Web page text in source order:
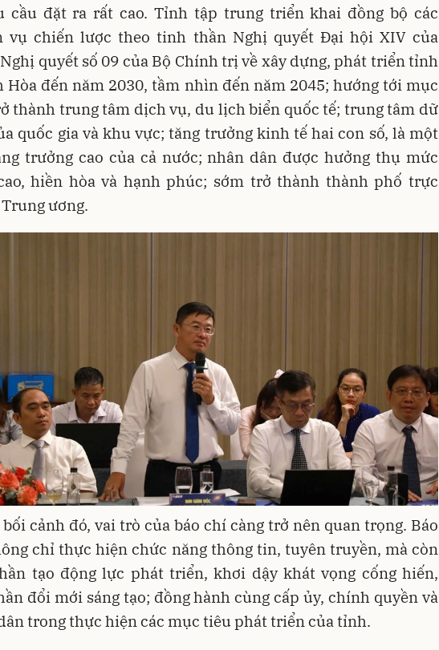
cầu đặt ra rất cao. Tỉnh tập trung triển khai đồng bộ các
vụ chiến lược theo tinh thần Nghị quyết Đại hội XIV của
quyết số 09 của Bộ Chính trị về xây dựng, phát triển tỉnh
Hòa đến năm 2030, tầm nhìn đến năm 2045; hướng tới mục
thành trung tâm dịch vụ, du lịch biển quốc tế; trung tâm dữ
quốc gia và khu vực; tăng trưởng kinh tế hai con số, là một
trưởng cao của cả nước; nhân dân được hưởng thụ mức
hiền hòa và hạnh phúc; sớm trở thành thành phố trực
ương.
cảnh đó, vai trò của báo chí càng trở nên quan trọng. Báo
chỉ thực hiện chức năng thông tin, tuyên truyền, mà còn
tạo động lực phát triển, khơi dậy khát vọng cống hiến,
đổi mới sáng tạo; đồng hành cùng cấp ủy, chính quyền và
trong thực hiện các mục tiêu phát triển của tỉnh.